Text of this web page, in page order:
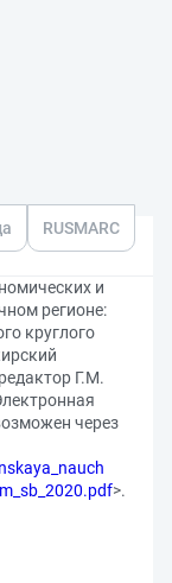
RUSMARC
и
регионе:
круглого
Г.М.
через
>.